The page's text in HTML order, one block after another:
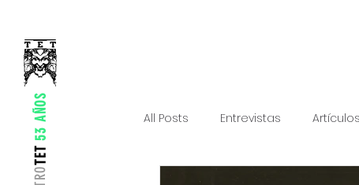
TET
53 AÑOS All Posts Entrevistas
Experiencias